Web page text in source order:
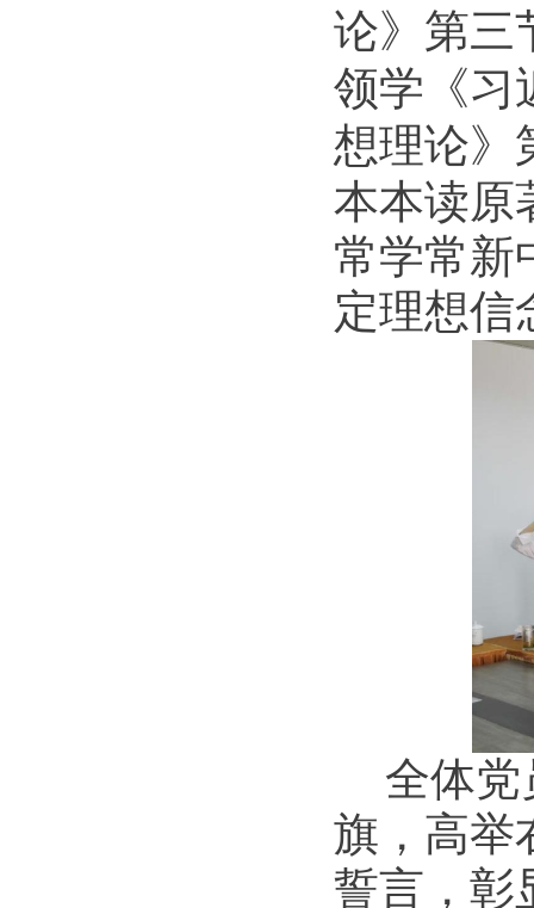
论》 第三
领学 《习
想理论》
本本读原
常学常新
定理想信
全体党
旗，高举
誓言，彰